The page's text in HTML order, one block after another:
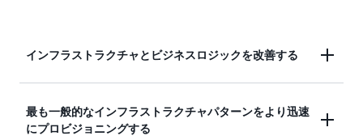
詳細を確認する
インフラストラクチャとビジネスロジックを改善する
AWS CDK をメインフレームワークとして使用して
アプリケーションをより効率的に開発し、クラウド
最も一般的なインフラストラクチャパターンをより迅速
にプロビジョニングする